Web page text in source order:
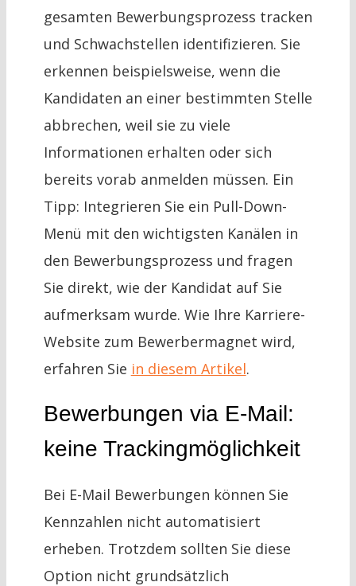
gesamten Bewerbungsprozess tracken
und Schwachstellen identifizieren. Sie
erkennen beispielsweise, wenn die
Kandidaten an einer bestimmten Stelle
abbrechen, weil sie zu viele
Informationen erhalten oder sich
bereits vorab anmelden müssen. Ein
Tipp: Integrieren Sie ein Pull-Down-
Menü mit den wichtigsten Kanälen in
den Bewerbungsprozess und fragen
Sie direkt, wie der Kandidat auf Sie
aufmerksam wurde. Wie Ihre Karriere-
Website zum Bewerbermagnet wird,
erfahren Sie in diesem Artikel.
Bewerbungen via E-Mail:
keine Trackingmöglichkeit
Bei E-Mail Bewerbungen können Sie
Kennzahlen nicht automatisiert
erheben. Trotzdem sollten Sie diese
Option nicht grundsätzlich